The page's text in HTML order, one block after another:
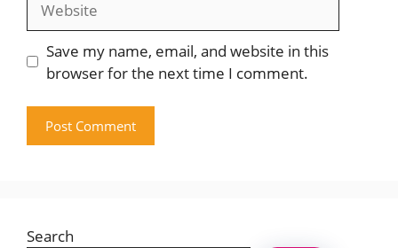
Save my name, email, and website in this
browser for the next time I comment.
Search